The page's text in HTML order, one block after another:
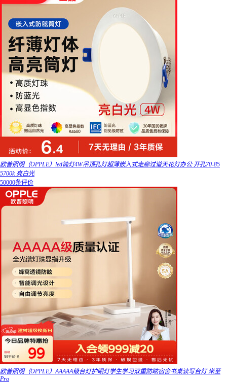
欧普照明（OPPLE）led筒灯4W吊顶孔灯超薄嵌入式走廊过道天花灯办公 开孔70-85
5700k 亮白光
50000条评价
欧普照明（OPPLE）AAAAA级台灯护眼灯学生学习双重防眩宿舍书桌读写台灯 米至
Pro